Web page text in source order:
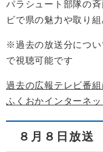
パラシュート部隊の
ビで県の魅力や取り
※過去の放送分につ
で視聴可能です
過去の広報テレビ番
ふくおかインターネッ
８月８日放送